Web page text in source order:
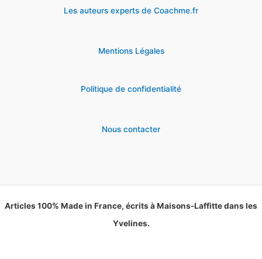
Les auteurs experts de Coachme.fr
Mentions Légales
Politique de confidentialité
Nous contacter
Articles 100% Made in France, écrits à Maisons-Laffitte dans les
Yvelines.